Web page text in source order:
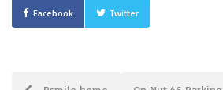
Facebook Twitter